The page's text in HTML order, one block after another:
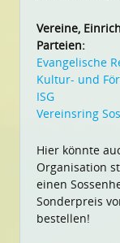
Vereine,
Parteien:
Evangelische
Kultur- und
ISG
Vereinsring
Hier könnte
Organisation
einen
Sonderpreis
bestellen!